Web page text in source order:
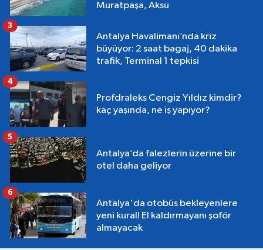
Muratpaşa, Aksu
Antalya Havalimanı’nda kriz
büyüyor: 2 saat bagaj, 40 dakika
trafik, Terminal 1 tepkisi
3
Profdraleks Cengiz Yıldız kimdir?
kaç yaşında, ne iş yapıyor?
4
Antalya’da falezlerin üzerine bir
otel daha geliyor
5
Antalya'da otobüs bekleyenlere
yeni kural! El kaldırmayanı şoför
almayacak
6